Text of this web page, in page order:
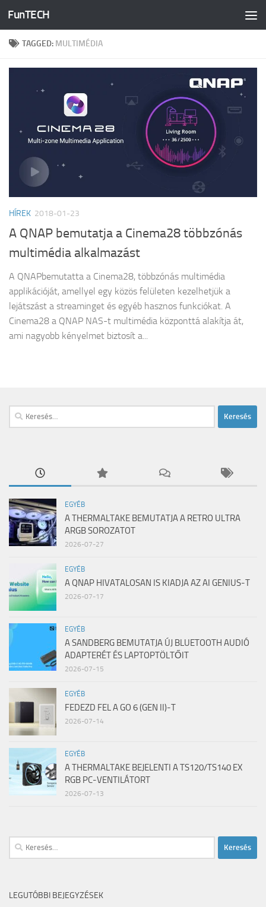
Skip to content
FunTECH
TAGGED: MULTIMÉDIA
HÍREK 2018-01-23
A QNAP bemutatja a Cinema28 többzónás
multimédia alkalmazást
A QNAPbemutatta a Cinema28, többzónás multimédia
applikációját, amellyel egy közös felületen kezelhetjük a
lejátszást a streaminget és egyéb hasznos funkciókat. A
Cinema28 a QNAP NAS-t multimédia központtá alakítja át,
ami nagyobb kényelmet biztosít a...
Keresés:
EGYÉB
A THERMALTAKE BEMUTATJA A RETRO ULTRA
ARGB SOROZATOT
2026-07-27
EGYÉB
A QNAP HIVATALOSAN IS KIADJA AZ AI GENIUS-T
2026-07-17
EGYÉB
A SANDBERG BEMUTATJA ÚJ BLUETOOTH AUDIÓ
ADAPTERÉT ÉS LAPTOPTÖLTŐIT
2026-07-15
EGYÉB
FEDEZD FEL A GO 6 (GEN II)-T
2026-07-14
EGYÉB
A THERMALTAKE BEJELENTI A TS120/TS140 EX
RGB PC-VENTILÁTORT
2026-07-13
Keresés:
LEGUTÓBBI BEJEGYZÉSEK